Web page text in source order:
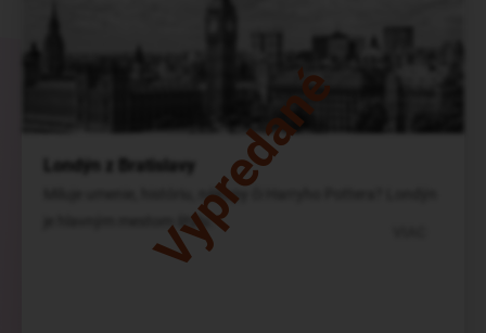
Vypredané
Londýn z Bratislavy
Miluje umenie, históriu, nákupy či Harryho Pottera? Londýn
je hlavným mestom štýlu.